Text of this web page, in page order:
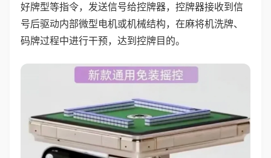
好牌型等指令，发送信号给控牌器，控牌器接收到信
号后驱动内部微型电机或机械结构，在麻将机洗牌、
码牌过程中进行干预，达到控牌目的。